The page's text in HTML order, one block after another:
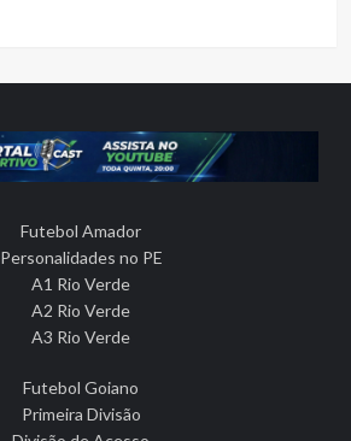
Futebol Amador
Personalidades no PE
A1 Rio Verde
A2 Rio Verde
A3 Rio Verde
Futebol Goiano
Primeira Divisão